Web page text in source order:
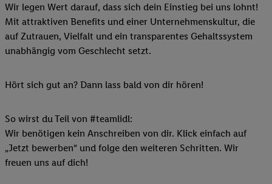
Wir legen Wert darauf, dass sich dein Einstieg bei uns lohnt!
Mit attraktiven Benefits und einer Unternehmenskultur, die
auf Zutrauen, Vielfalt und ein transparentes Gehaltssystem
unabhängig vom Geschlecht setzt.
Hört sich gut an? Dann lass bald von dir hören!
So wirst du Teil von #teamlidl:
Wir benötigen kein Anschreiben von dir. Klick einfach auf
„Jetzt bewerben“ und folge den weiteren Schritten. Wir
freuen uns auf dich!